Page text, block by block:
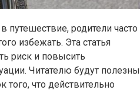
путешествие, родители часто
избежать. Эта статья
риск и повысить
Читателю будут полезны
что действительно